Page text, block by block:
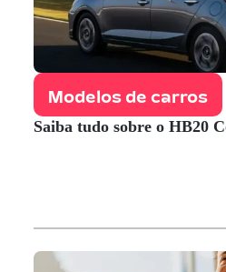
Modelos de carros
Saiba tudo sobre o HB20